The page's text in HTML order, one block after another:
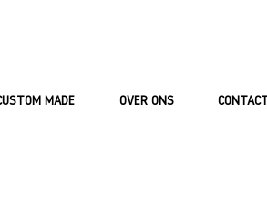
MADE OVER ONS CONTACT